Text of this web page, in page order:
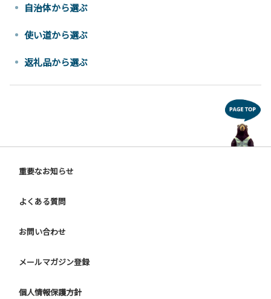
自治体から選ぶ
使い道から選ぶ
返礼品から選ぶ
重要なお知らせ
よくある質問
お問い合わせ
メールマガジン登録
個人情報保護方針